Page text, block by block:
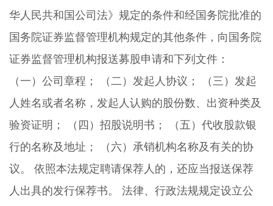
华人民共和国公司法》规定的条件和经国务院批准的
国务院证券监督管理机构规定的其他条件，向国务院
证券监督管理机构报送募股申请和下列文件：
（一）公司章程； （二）发起人协议； （三）发起
人姓名或者名称，发起人认购的股份数、出资种类及
验资证明； （四）招股说明书； （五）代收股款银
行的名称及地址； （六）承销机构名称及有关的协
议。 依照本法规定聘请保荐人的，还应当报送保荐
人出具的发行保荐书。 法律、行政法规规定设立公